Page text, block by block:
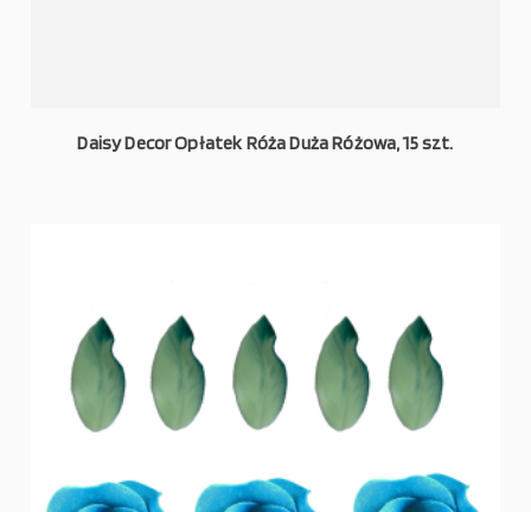
Daisy Decor Opłatek Róża Duża Różowa, 15 szt.